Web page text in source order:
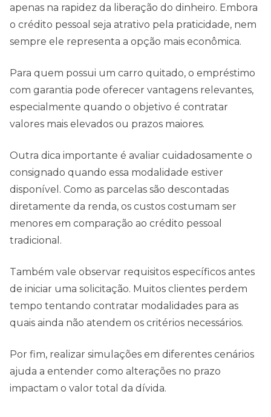
apenas na rapidez da liberação do dinheiro. Embora
o crédito pessoal seja atrativo pela praticidade, nem
sempre ele representa a opção mais econômica.
Para quem possui um carro quitado, o empréstimo
com garantia pode oferecer vantagens relevantes,
especialmente quando o objetivo é contratar
valores mais elevados ou prazos maiores.
Outra dica importante é avaliar cuidadosamente o
consignado quando essa modalidade estiver
disponível. Como as parcelas são descontadas
diretamente da renda, os custos costumam ser
menores em comparação ao crédito pessoal
tradicional.
Também vale observar requisitos específicos antes
de iniciar uma solicitação. Muitos clientes perdem
tempo tentando contratar modalidades para as
quais ainda não atendem os critérios necessários.
Por fim, realizar simulações em diferentes cenários
ajuda a entender como alterações no prazo
impactam o valor total da dívida.